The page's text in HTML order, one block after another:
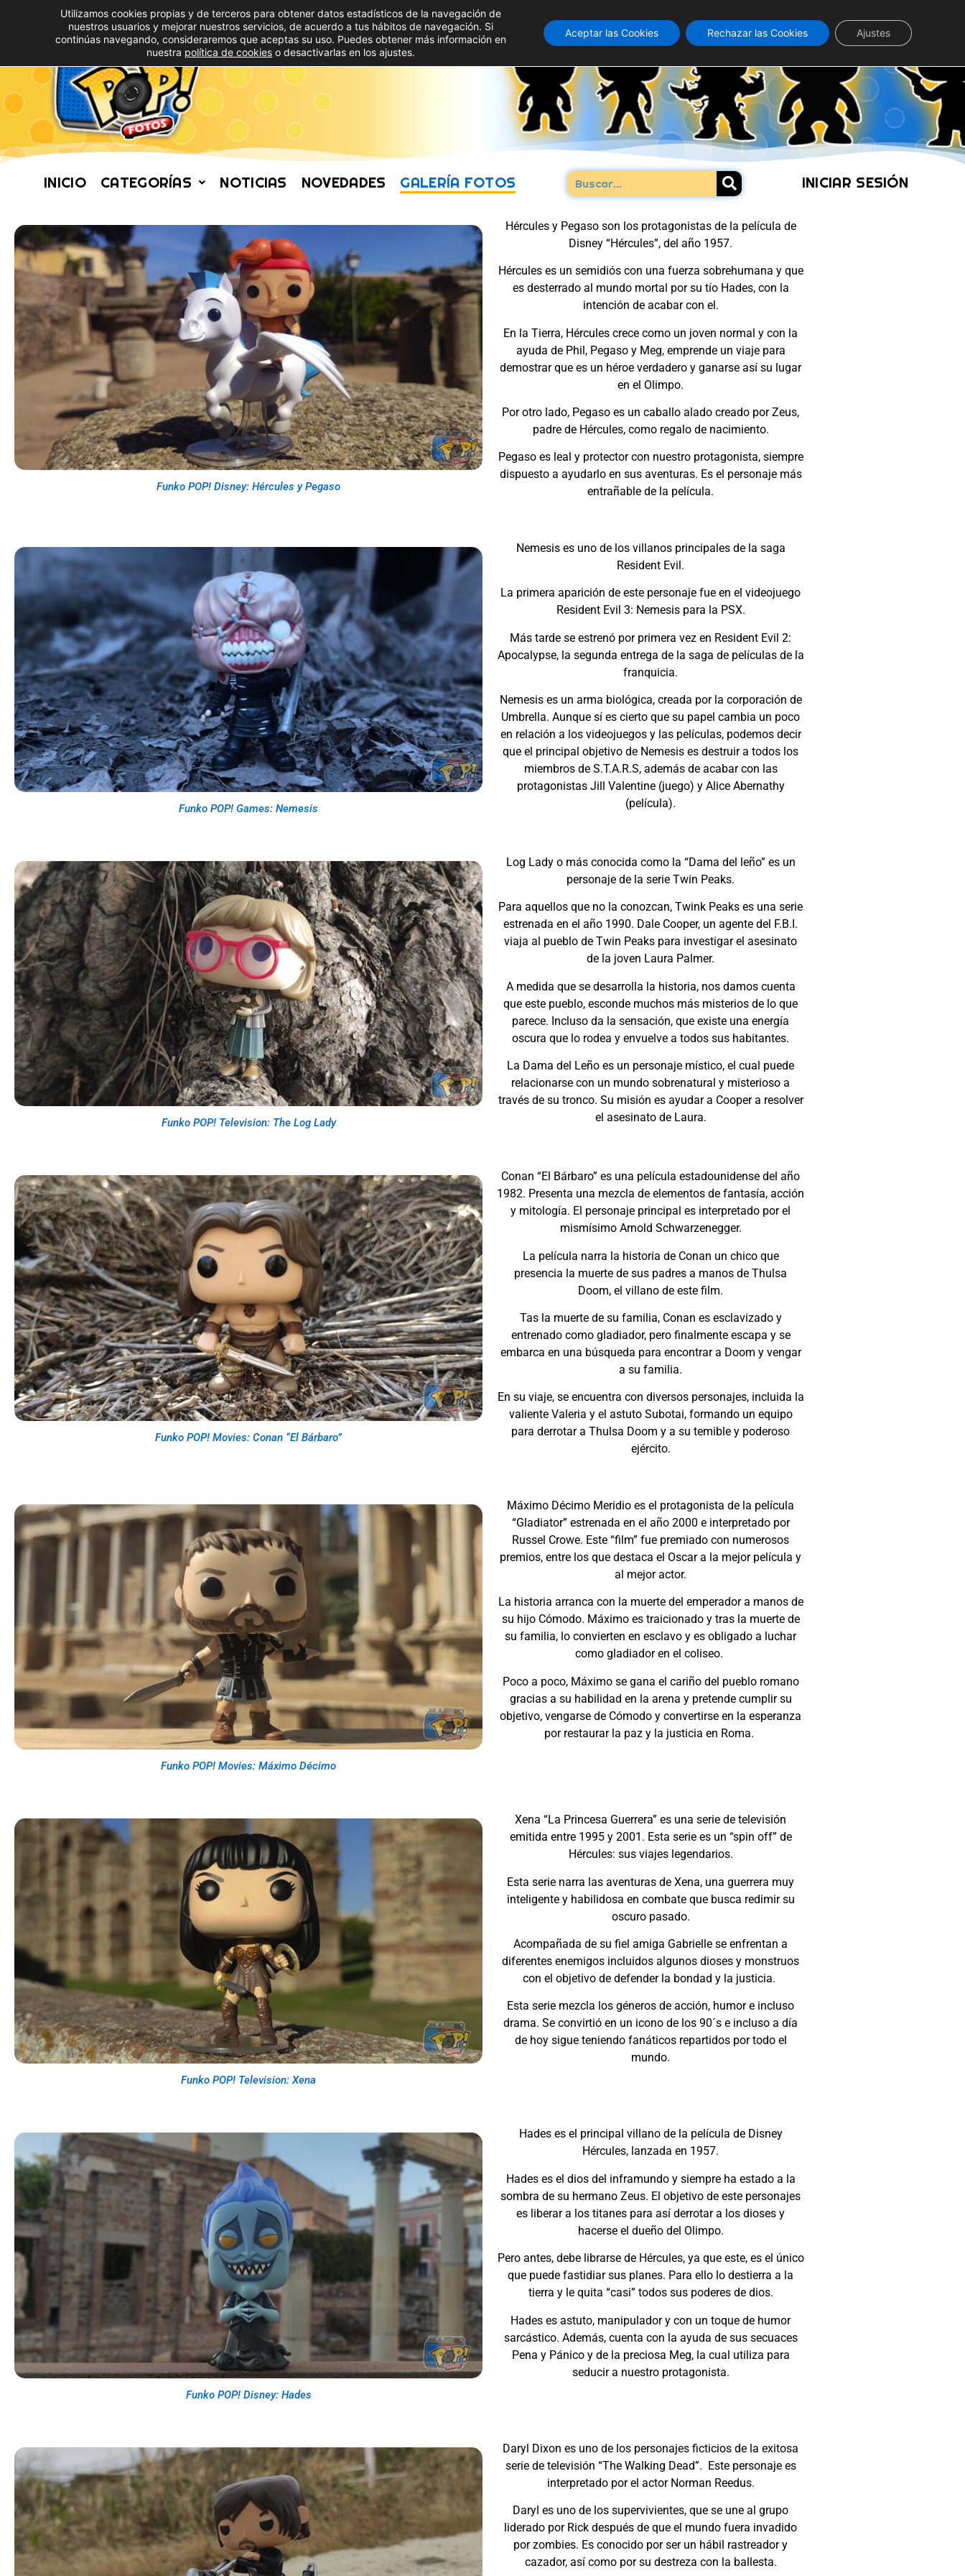
INICIO CATEGORÍAS NOTICIAS NOVEDADES GALERÍA FOTOS INICIAR SESIÓN
Funko POP! Disney: Hércules y Pegaso
Hércules y Pegaso son los protagonistas de la película de
Disney “Hércules”, del año 1957.
Hércules es un semidiós con una fuerza sobrehumana y que
es desterrado al mundo mortal por su tío Hades, con la
intención de acabar con el.
En la Tierra, Hércules crece como un joven normal y con la
ayuda de Phil, Pegaso y Meg, emprende un viaje para
demostrar que es un héroe verdadero y ganarse así su lugar
en el Olimpo.
Por otro lado, Pegaso es un caballo alado creado por Zeus,
padre de Hércules, como regalo de nacimiento.
Pegaso es leal y protector con nuestro protagonista, siempre
dispuesto a ayudarlo en sus aventuras. Es el personaje más
entrañable de la película.
Funko POP! Games: Nemesis
Nemesis es uno de los villanos principales de la saga
Resident Evil.
La primera aparición de este personaje fue en el videojuego
Resident Evil 3: Nemesis para la PSX.
Más tarde se estrenó por primera vez en Resident Evil 2:
Apocalypse, la segunda entrega de la saga de películas de la
franquicia.
Nemesis es un arma biológica, creada por la corporación de
Umbrella. Aunque sí es cierto que su papel cambia un poco
en relación a los videojuegos y las películas, podemos decir
que el principal objetivo de Nemesis es destruir a todos los
miembros de S.T.A.R.S, además de acabar con las
protagonistas Jill Valentine (juego) y Alice Abernathy
(película).
Funko POP! Television: The Log Lady
Log Lady o más conocida como la “Dama del leño” es un
personaje de la serie Twin Peaks.
Para aquellos que no la conozcan, Twink Peaks es una serie
estrenada en el año 1990. Dale Cooper, un agente del F.B.I.
viaja al pueblo de Twin Peaks para investigar el asesinato
de la joven Laura Palmer.
A medida que se desarrolla la historia, nos damos cuenta
que este pueblo, esconde muchos más misterios de lo que
parece. Incluso da la sensación, que existe una energía
oscura que lo rodea y envuelve a todos sus habitantes.
La Dama del Leño es un personaje místico, el cual puede
relacionarse con un mundo sobrenatural y misterioso a
través de su tronco. Su misión es ayudar a Cooper a resolver
el asesinato de Laura.
Funko POP! Movies: Conan “El Bárbaro”
Conan “El Bárbaro” es una película estadounidense del año
1982. Presenta una mezcla de elementos de fantasía, acción
y mitología. El personaje principal es interpretado por el
mismísimo Arnold Schwarzenegger.
La película narra la historia de Conan un chico que
presencia la muerte de sus padres a manos de Thulsa
Doom, el villano de este film.
Tas la muerte de su familia, Conan es esclavizado y
entrenado como gladiador, pero finalmente escapa y se
embarca en una búsqueda para encontrar a Doom y vengar
a su familia.
En su viaje, se encuentra con diversos personajes, incluida la
valiente Valeria y el astuto Subotai, formando un equipo
para derrotar a Thulsa Doom y a su temible y poderoso
ejército.
Funko POP! Movies: Máximo Décimo
Máximo Décimo Meridio es el protagonista de la película
“Gladiator” estrenada en el año 2000 e interpretado por
Russel Crowe. Este “film” fue premiado con numerosos
premios, entre los que destaca el Oscar a la mejor película y
al mejor actor.
La historia arranca con la muerte del emperador a manos de
su hijo Cómodo. Máximo es traicionado y tras la muerte de
su familia, lo convierten en esclavo y es obligado a luchar
como gladiador en el coliseo.
Poco a poco, Máximo se gana el cariño del pueblo romano
gracias a su habilidad en la arena y pretende cumplir su
objetivo, vengarse de Cómodo y convertirse en la esperanza
por restaurar la paz y la justicia en Roma.
Funko POP! Television: Xena
Xena “La Princesa Guerrera” es una serie de televisión
emitida entre 1995 y 2001. Esta serie es un “spin off” de
Hércules: sus viajes legendarios.
Esta serie narra las aventuras de Xena, una guerrera muy
inteligente y habilidosa en combate que busca redimir su
oscuro pasado.
Acompañada de su fiel amiga Gabrielle se enfrentan a
diferentes enemigos incluidos algunos dioses y monstruos
con el objetivo de defender la bondad y la justicia.
Esta serie mezcla los géneros de acción, humor e incluso
drama. Se convirtió en un icono de los 90´s e incluso a día
de hoy sigue teniendo fanáticos repartidos por todo el
mundo.
Funko POP! Disney: Hades
Hades es el principal villano de la película de Disney
Hércules, lanzada en 1957.
Hades es el dios del inframundo y siempre ha estado a la
sombra de su hermano Zeus. El objetivo de este personajes
es liberar a los titanes para así derrotar a los dioses y
hacerse el dueño del Olimpo.
Pero antes, debe librarse de Hércules, ya que este, es el único
que puede fastidiar sus planes. Para ello lo destierra a la
tierra y le quita “casi” todos sus poderes de dios.
Hades es astuto, manipulador y con un toque de humor
sarcástico. Además, cuenta con la ayuda de sus secuaces
Pena y Pánico y de la preciosa Meg, la cual utiliza para
seducir a nuestro protagonista.
Daryl Dixon es uno de los personajes ficticios de la exitosa
serie de televisión “The Walking Dead”. Este personaje es
interpretado por el actor Norman Reedus.
Daryl es uno de los supervivientes, que se une al grupo
liderado por Rick después de que el mundo fuera invadido
por zombies. Es conocido por ser un hábil rastreador y
cazador, así como por su destreza con la ballesta.
Utilizamos cookies propias y de terceros para obtener datos estadísticos de la navegación de
nuestros usuarios y mejorar nuestros servicios, de acuerdo a tus hábitos de navegación. Si
continúas navegando, consideraremos que aceptas su uso. Puedes obtener más información en
nuestra política de cookies o desactivarlas en los ajustes.
Aceptar las Cookies Rechazar las Cookies Ajustes